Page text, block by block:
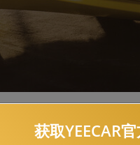
获取YEECAR